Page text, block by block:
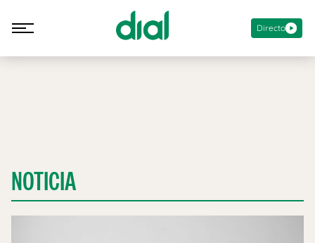
Directo
NOTICIA